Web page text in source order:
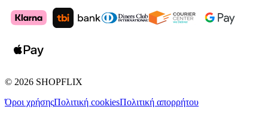
© 2026 SHOPFLIX
Όροι χρήσηςΠολιτική cookiesΠολιτική απορρήτου